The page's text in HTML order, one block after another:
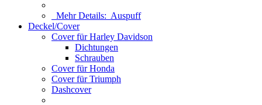
Mehr Details: Auspuff
Deckel/Cover
Cover für Harley Davidson
Dichtungen
Schrauben
Cover für Honda
Cover für Triumph
Dashcover